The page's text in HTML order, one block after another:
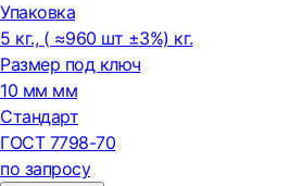
Упаковка
5 кг., ( ≈960 шт ±3%) кг.
Размер под ключ
10 мм мм
Стандарт
ГОСТ 7798-70
по запросу